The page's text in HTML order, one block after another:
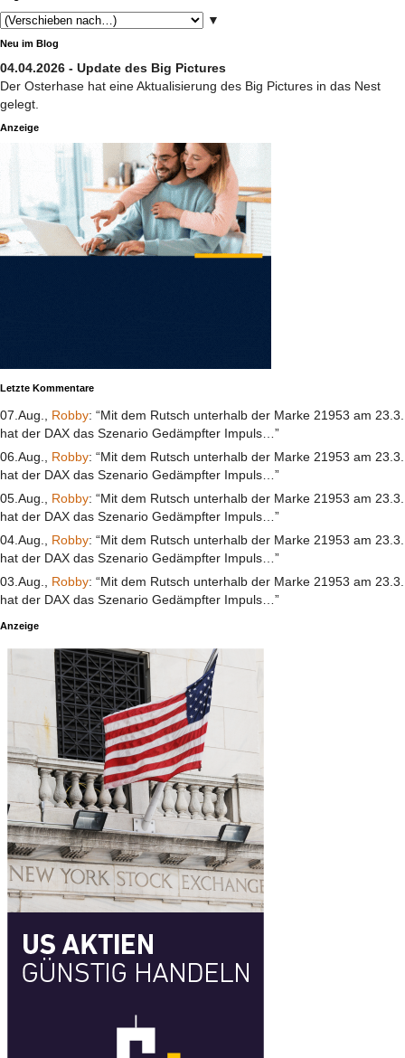
▼
Neu im Blog
04.04.2026 - Update des Big Pictures
Der Osterhase hat eine Aktualisierung des Big Pictures in das Nest
gelegt.
Anzeige
Letzte Kommentare
07.Aug., Robby: “Mit dem Rutsch unterhalb der Marke 21953 am 23.3.
hat der DAX das Szenario Gedämpfter Impuls…”
06.Aug., Robby: “Mit dem Rutsch unterhalb der Marke 21953 am 23.3.
hat der DAX das Szenario Gedämpfter Impuls…”
05.Aug., Robby: “Mit dem Rutsch unterhalb der Marke 21953 am 23.3.
hat der DAX das Szenario Gedämpfter Impuls…”
04.Aug., Robby: “Mit dem Rutsch unterhalb der Marke 21953 am 23.3.
hat der DAX das Szenario Gedämpfter Impuls…”
03.Aug., Robby: “Mit dem Rutsch unterhalb der Marke 21953 am 23.3.
hat der DAX das Szenario Gedämpfter Impuls…”
Anzeige